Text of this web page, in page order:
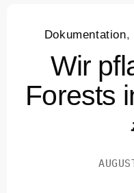
Dokumentation,
Wir
Forests